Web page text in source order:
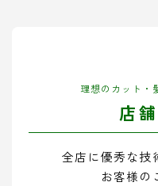
理想のカット・
店
全店に優秀な技
お客様の